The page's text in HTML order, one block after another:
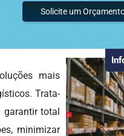
Solicite um
mais
Trata-
garantir total
minimizar